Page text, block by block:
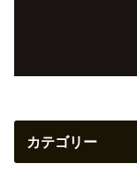
カテゴリー